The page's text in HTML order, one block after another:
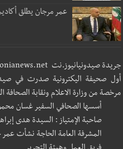
عمر مرجان يطلق
جريدة صيدونيانيوز.نت www.sidonianews.net
مرخصة من وزارة الاعلام ونقابة الصحافة
أسسها الصحافي السفير غسان محمود
صاحبة الإمتياز : السيدة هدى
المشرفة العامة الحاجة نشأت